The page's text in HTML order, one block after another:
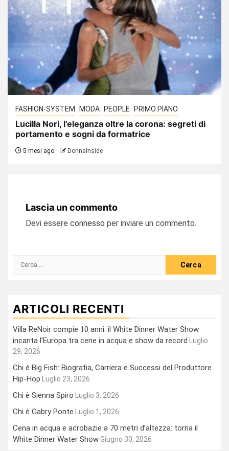
FASHION-SYSTEM MODA PEOPLE PRIMO PIANO
Lucilla Nori, l’eleganza oltre la corona: segreti di
portamento e sogni da formatrice
5 mesi ago Donnainside
Lascia un commento
Devi essere connesso per inviare un commento.
Ricerca
ARTICOLI RECENTI
Villa ReNoir compie 10 anni: il White Dinner Water Show
incanta l’Europa tra cene in acqua e show da record Luglio
29, 2026
Chi è Big Fish: Biografia, Carriera e Successi del Produttore
Hip-Hop Luglio 23, 2026
Chi è Sienna Spiro Luglio 3, 2026
Chi è Gabry Ponte Luglio 1, 2026
Cena in acqua e acrobazie a 70 metri d’altezza: torna il
White Dinner Water ShowGiugno 30, 2026